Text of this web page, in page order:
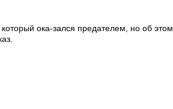
ока-зался предателем, но об этом